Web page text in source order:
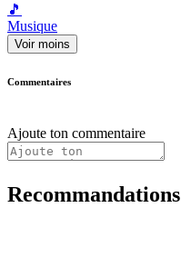
🎵
Musique
Voir moins
Commentaires
Ajoute ton commentaire
Recommandations